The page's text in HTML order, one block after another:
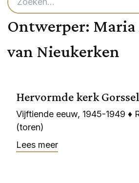
Ontwerper: Maria
van Nieukerken
Hervormde kerk Gorssel
Vijftiende eeuw, 1945-1949 ♦
(toren)
Lees meer